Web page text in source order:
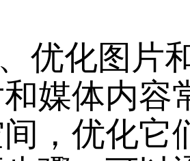
优化图片
和媒体内容
，优化它